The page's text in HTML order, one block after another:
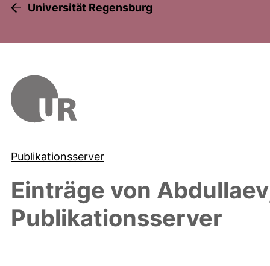
Universität Regensburg
Publikationsserver
Einträge von
Publikationsserver